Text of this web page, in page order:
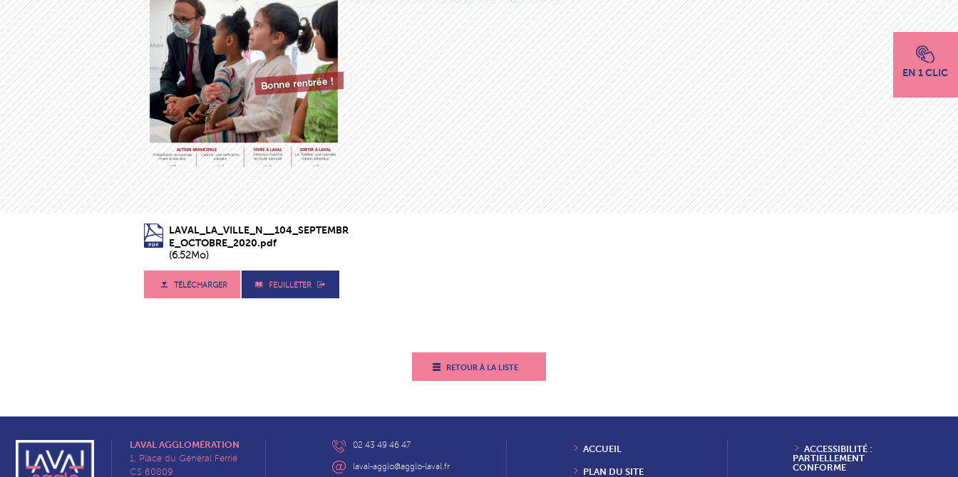
EN 1 CLIC
LAVAL_LA_VILLE_N__104_SEPTEMBR
E_OCTOBRE_2020.pdf
(6.52Mo)
TÉLÉCHARGER FEUILLETER
RETOUR À LA LISTE
LAVAL AGGLOMÉRATION
1, Place du Général Ferrié
CS 60809
02 43 49 46 47
laval-agglo@agglo-laval.fr
ACCUEIL
PLAN DU SITE
ACCESSIBILITÉ :
PARTIELLEMENT
CONFORME